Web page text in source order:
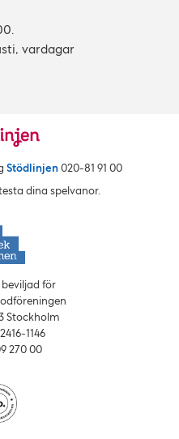
vardagar
Stödlinjen 020‑81 91 00
dina spelvanor.
för
Stockholm
270 00